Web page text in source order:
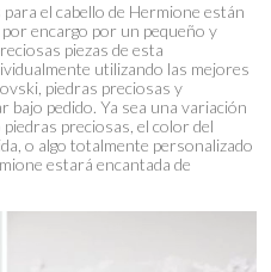
el cabello de Hermione están
encargo por un pequeño y
piezas de esta
utilizando las mejores
piedras preciosas y
bajo pedido. Ya sea una variación
preciosas, el color del
o algo totalmente personalizado
estará encantada de